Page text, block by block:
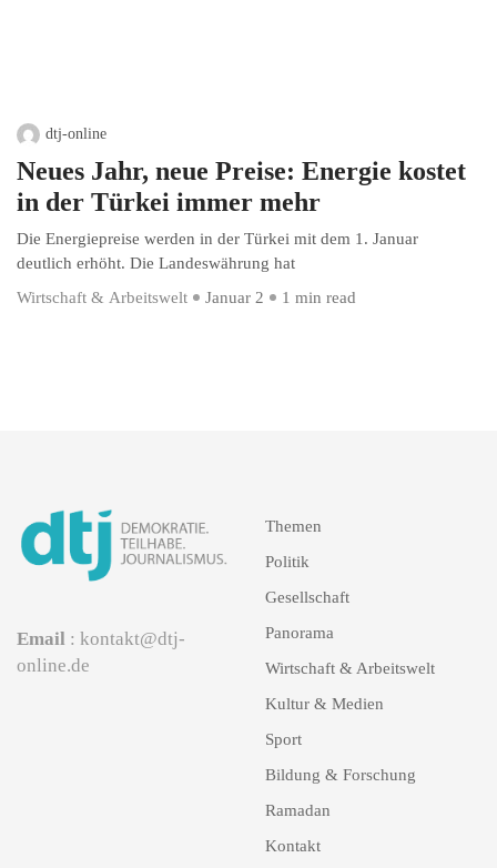
dtj-online
Neues Jahr, neue Preise: Energie kostet
in der Türkei immer mehr
Die Energiepreise werden in der Türkei mit dem 1. Januar
deutlich erhöht. Die Landeswährung hat
Wirtschaft & Arbeitswelt
Januar 2 1 min read
Email : kontakt@dtj-
online.de
Themen
Politik
Gesellschaft
Panorama
Wirtschaft & Arbeitswelt
Kultur & Medien
Sport
Bildung & Forschung
Ramadan
Kontakt